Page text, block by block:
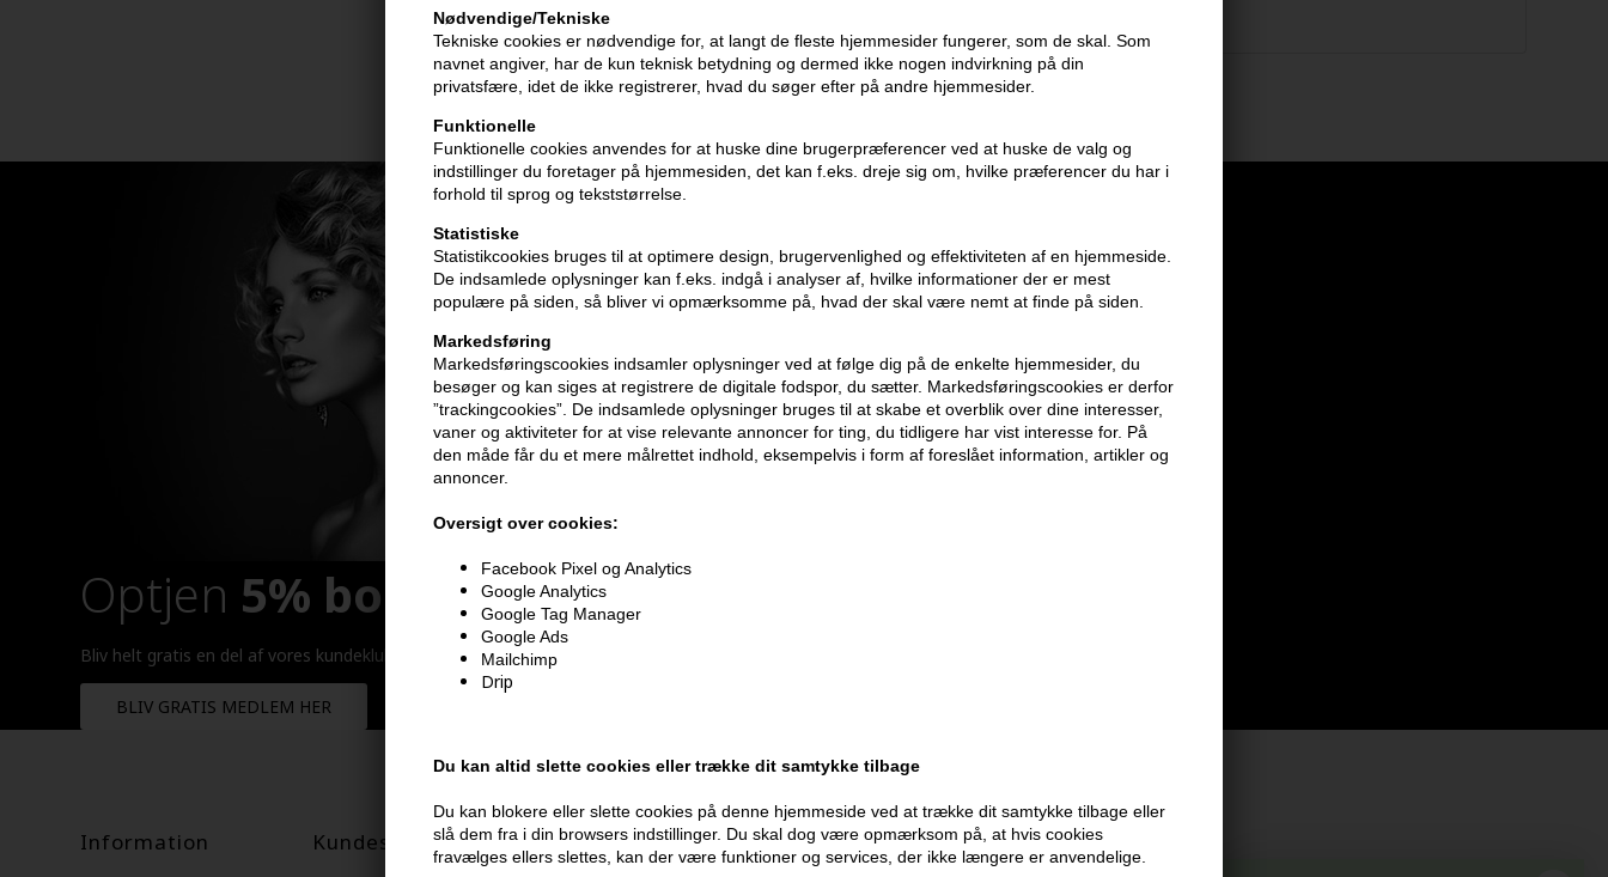
Nødvendige/Tekniske
Tekniske cookies er nødvendige for, at langt de fleste hjemmesider fungerer, som de skal. Som
navnet angiver, har de kun teknisk betydning og dermed ikke nogen indvirkning på din
privatsfære, idet de ikke registrerer, hvad du søger efter på andre hjemmesider.
Funktionelle
Funktionelle cookies anvendes for at huske dine brugerpræferencer ved at huske de valg og
indstillinger du foretager på hjemmesiden, det kan f.eks. dreje sig om, hvilke præferencer du har i
forhold til sprog og tekststørrelse.
Statistiske
Statistikcookies bruges til at optimere design, brugervenlighed og effektiviteten af en hjemmeside.
De indsamlede oplysninger kan f.eks. indgå i analyser af, hvilke informationer der er mest
populære på siden, så bliver vi opmærksomme på, hvad der skal være nemt at finde på siden.
Markedsføring
Markedsføringscookies indsamler oplysninger ved at følge dig på de enkelte hjemmesider, du
besøger og kan siges at registrere de digitale fodspor, du sætter. Markedsføringscookies er derfor
”trackingcookies”. De indsamlede oplysninger bruges til at skabe et overblik over dine interesser,
vaner og aktiviteter for at vise relevante annoncer for ting, du tidligere har vist interesse for. På
den måde får du et mere målrettet indhold, eksempelvis i form af foreslået information, artikler og
annoncer.
Oversigt over cookies:
Facebook Pixel og Analytics
Google Analytics
Google Tag Manager
Google Ads
Mailchimp
Drip
Du kan altid slette cookies eller trække dit samtykke tilbage
Du kan blokere eller slette cookies på denne hjemmeside ved at trække dit samtykke tilbage eller
slå dem fra i din browsers indstillinger. Du skal dog være opmærksom på, at hvis cookies
fravælges ellers slettes, kan der være funktioner og services, der ikke længere er anvendelige.
Optjen 5% bonuskronerpå hele din ordre
Bliv helt gratis en del af vores kundeklub og optjen rabatter når du handler
BLIV GRATIS MEDLEM HER
Information Kundeservice Modtag tilbud mm Husk at vi har